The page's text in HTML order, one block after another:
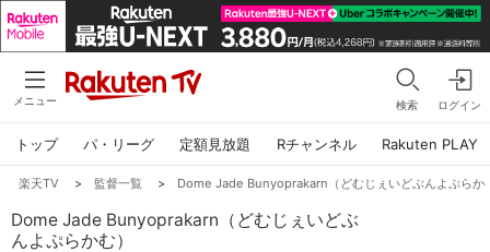
メニュー 検索 ログイン
トップ パ・リーグ 定額見放題 Rチャンネル Rakuten PLAY
楽天TV > 監督一覧 > Dome Jade Bunyoprakarn（どむじぇいどぶんよぷらか
Dome Jade Bunyoprakarn（どむじぇいどぶ
んよぷらかむ）